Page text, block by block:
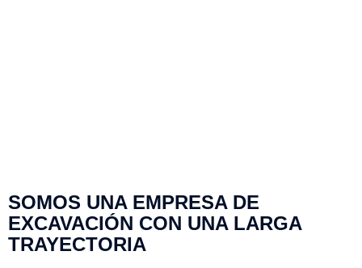
SOMOS UNA EMPRESA DE
EXCAVACIÓN CON UNA LARGA
TRAYECTORIA